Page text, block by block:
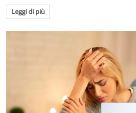
Leggi di più